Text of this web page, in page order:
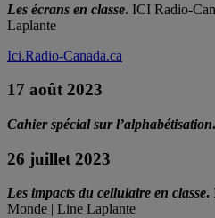
Les écrans en classe. ICI Radio-
Laplante
Ici.Radio-Canada.ca
17 août 2023
Cahier spécial sur l’alphabétisation.
26 juillet 2023
Les impacts du cellulaire en classe.
Monde | Line Laplante